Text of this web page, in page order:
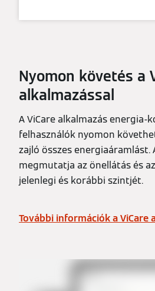
Nyomon követés a
alkalmazással
A ViCare alkalmazás energia-
felhasználók nyomon
zajló összes energiaáramlást.
megmutatja az önellátás és
jelenlegi és korábbi szintjét.
További információk a ViCare